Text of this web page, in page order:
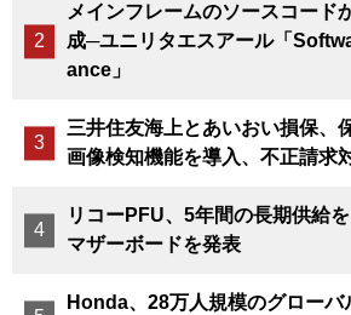
メインフレームのソースコード
成─ユニリタエスアール「
ance」
三井住友海上とあいおい損保、
画像検知機能を導入、不正請求
リコーPFU、5年間の長期供給
マザーボードを発表
Honda、28万人規模のグローバ